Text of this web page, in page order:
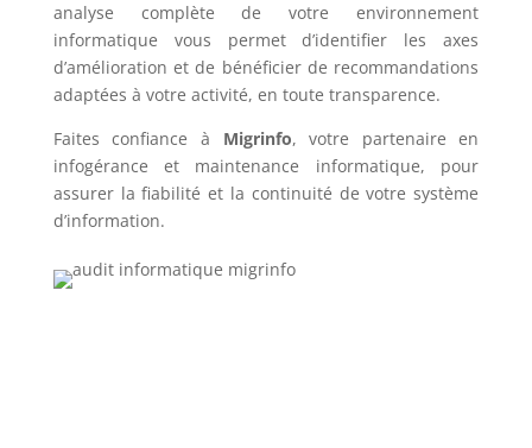
analyse complète de votre environnement
informatique vous permet d’identifier les axes
d’amélioration et de bénéficier de recommandations
adaptées à votre activité, en toute transparence.
Faites confiance à Migrinfo, votre partenaire en
infogérance et maintenance informatique, pour
assurer la fiabilité et la continuité de votre système
d’information.